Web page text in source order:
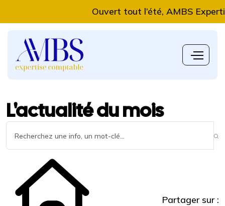
Ouvert tout l’été, AMBS Expertise
L'actualité du mois
Partager sur :